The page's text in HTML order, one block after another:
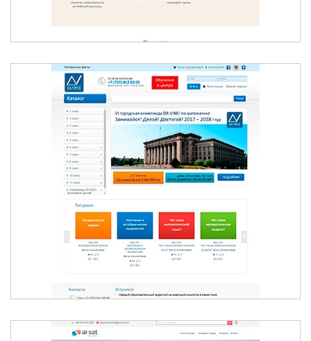
БЕСПЛАТНЫЕ ВИДЕОУРОКИ ДЛЯ
ШКОЛЬНИКОВ